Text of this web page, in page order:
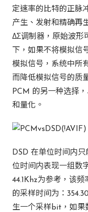
定速率的比特的正脉
产生、发射和精确再
ΔΣ调制器，原始波形
下，如果不将模拟信
模拟信号，系统中所
而降低模拟信号的质
PCM 的另一种选择
和量化。
DSD 在单位时间内
位时间内表现一组数
44.1Khz为参考，该
的采样时间为：
生一个采样bit，如果